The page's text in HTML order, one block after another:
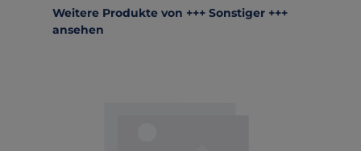
Produktgalerie überspringen
Weitere Produkte von +++ Sonstiger +++
ansehen